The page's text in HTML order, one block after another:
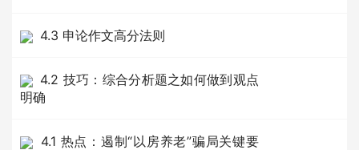
4.3 申论作文高分法则
4.2 技巧：综合分析题之如何做到观点
明确
4.1 热点：遏制“以房养老”骗局关键要